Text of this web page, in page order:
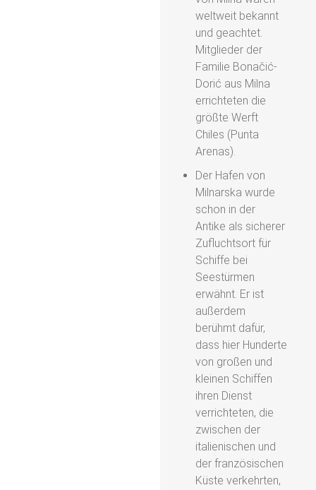
weltweit bekannt
und geachtet.
Mitglieder der
Familie Bonačić-
Dorić aus Milna
errichteten die
größte Werft
Chiles (Punta
Arenas).
Der Hafen von
Milnarska wurde
schon in der
Antike als sicherer
Zufluchtsort für
Schiffe bei
Seestürmen
erwähnt. Er ist
außerdem
berühmt dafür,
dass hier Hunderte
von großen und
kleinen Schiffen
ihren Dienst
verrichteten, die
zwischen der
italienischen und
der französischen
Küste verkehrten,